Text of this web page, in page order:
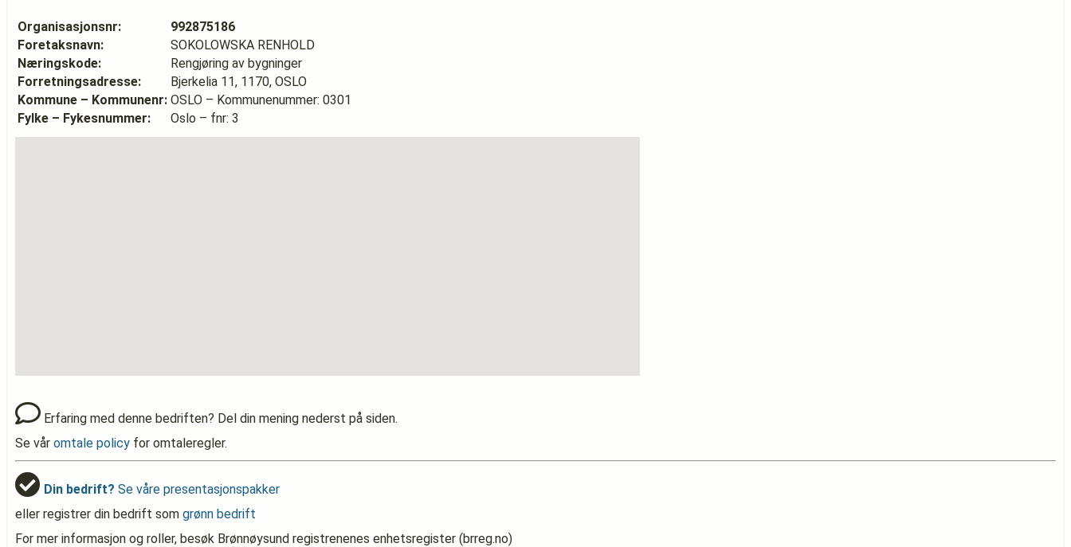
Organisasjonsnr:
992875186
Foretaksnavn:
SOKOLOWSKA RENHOLD
Næringskode:
Rengjøring av bygninger
Forretningsadresse:
Bjerkelia 11, 1170, OSLO
Kommune – Kommunenr: OSLO – Kommunenummer: 0301
Fylke – Fykesnummer:
Oslo – fnr: 3
Erfaring med denne bedriften? Del din mening nederst på siden.
Se vår omtale policy for omtaleregler.
Din bedrift? Se våre presentasjonspakker
eller registrer din bedrift som grønn bedrift
For mer informasjon og roller, besøk Brønnøysund registrenenes enhetsregister (brreg.no)